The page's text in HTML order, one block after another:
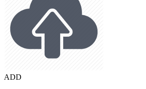
ADD